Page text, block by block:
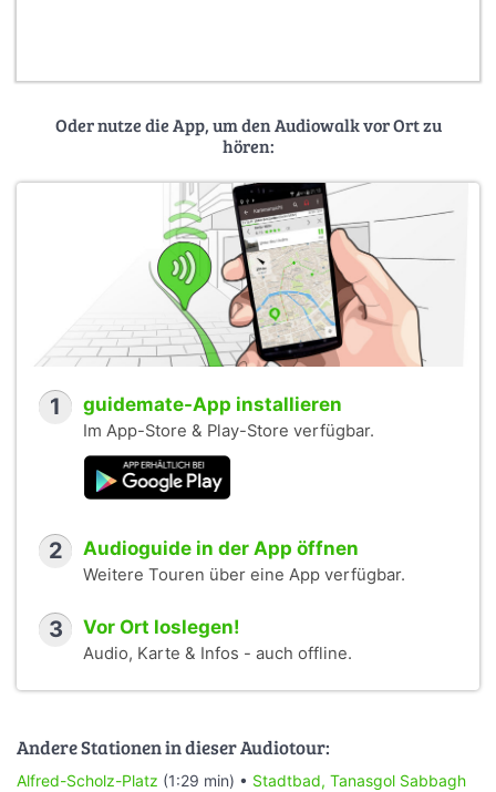
Oder nutze die App, um den Audiowalk vor Ort zu
hören:
1 guidemate-App installieren
Im App-Store & Play-Store verfügbar.
2 Audioguide in der App öffnen
Weitere Touren über eine App verfügbar.
3 Vor Ort loslegen!
Audio, Karte & Infos - auch offline.
Andere Stationen in dieser Audiotour:
Alfred-Scholz-Platz (1:29 min) • Stadtbad, Tanasgol Sabbagh